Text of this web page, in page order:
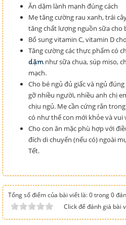
Ăn dặm lành mạnh đúng cách
Mẹ tăng cường rau xanh, trái
tăng chất lượng nguồn sữa cho
Bổ sung vitamin C, vitamin D
Tăng cường các thực phẩm có
dặm như sữa chua, súp miso,
mạch.
Cho bé ngủ đủ giấc và ngủ
gỡ nhiều người, nhiều anh chị
chịu ngủ. Mẹ cần cứng rắn
có như thế con mới khỏe và vui
Cho con ăn mặc phù hợp với
đích di chuyển (nếu có) ngoài
Tết.
Tổng số điểm của bài viết là: 0 trong 0
Click để đánh giá bài